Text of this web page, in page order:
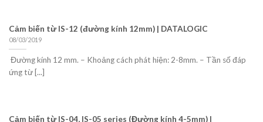
Cảm biến từ IS-12 (đường kính 12mm) | DATALOGIC
08/03/2019
Đường kính 12 mm. – Khoảng cách phát hiện: 2-8mm. – Tần số đáp
ứng từ [...]
Cảm biến từ IS-04, IS-05 series (Đường kính 4-5mm) |